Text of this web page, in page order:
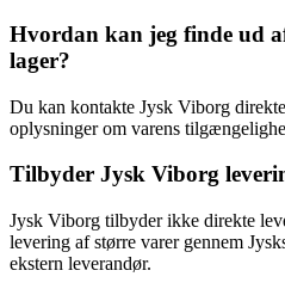
Hvordan kan jeg finde ud
lager?
Du kan kontakte Jysk Viborg
oplysninger om varens
Tilbyder Jysk Viborg
Jysk Viborg tilbyder ikke direkte
levering af større varer gennem
ekstern leverandør.